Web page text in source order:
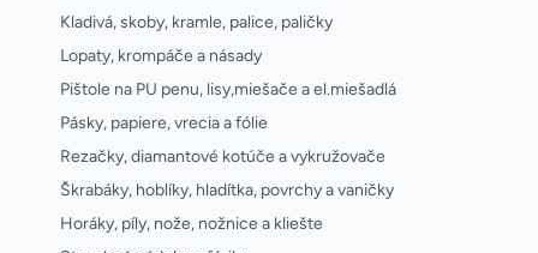
Kladivá, skoby, kramle, palice, paličky
Lopaty, krompáče a násady
Pištole na PU penu, lisy,miešače a el.miešadlá
Pásky, papiere, vrecia a fólie
Rezačky, diamantové kotúče a vykružovače
Škrabáky, hoblíky, hladítka, povrchy a vaničky
Horáky, píly, nože, nožnice a kliešte